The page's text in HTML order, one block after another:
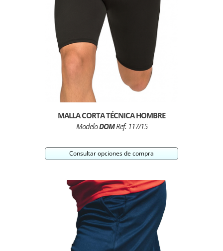
MALLA CORTA TÉCNICA HOMBRE
ModeloDOMRef. 117/15
Consultar opciones de compra